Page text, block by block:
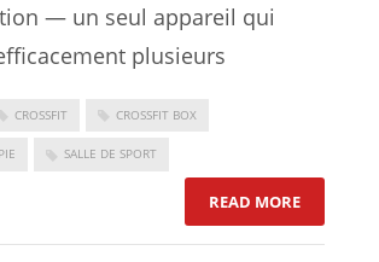
— un seul appareil qui
plusieurs
CROSSFIT CROSSFIT BOX
SALLE DE SPORT
READ MORE: RAMEUR